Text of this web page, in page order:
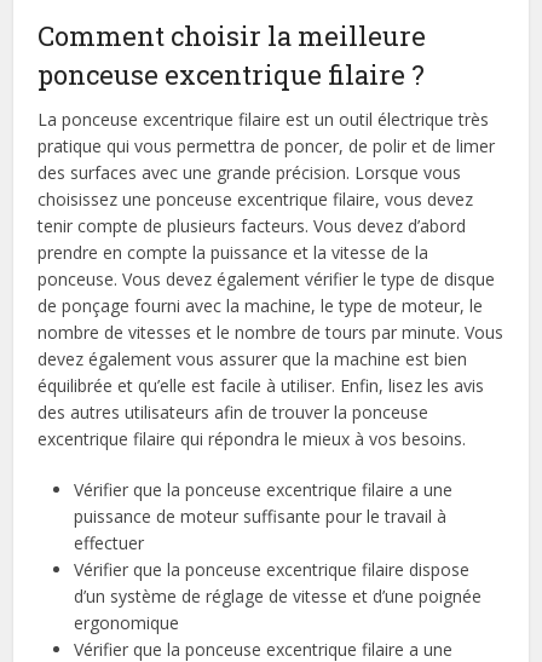
Comment choisir la meilleure
ponceuse excentrique filaire ?
La ponceuse excentrique filaire est un outil électrique très
pratique qui vous permettra de poncer, de polir et de limer
des surfaces avec une grande précision. Lorsque vous
choisissez une ponceuse excentrique filaire, vous devez
tenir compte de plusieurs facteurs. Vous devez d’abord
prendre en compte la puissance et la vitesse de la
ponceuse. Vous devez également vérifier le type de disque
de ponçage fourni avec la machine, le type de moteur, le
nombre de vitesses et le nombre de tours par minute. Vous
devez également vous assurer que la machine est bien
équilibrée et qu’elle est facile à utiliser. Enfin, lisez les avis
des autres utilisateurs afin de trouver la ponceuse
excentrique filaire qui répondra le mieux à vos besoins.
Vérifier que la ponceuse excentrique filaire a une
puissance de moteur suffisante pour le travail à
effectuer
Vérifier que la ponceuse excentrique filaire dispose
d’un système de réglage de vitesse et d’une poignée
ergonomique
Vérifier que la ponceuse excentrique filaire a une